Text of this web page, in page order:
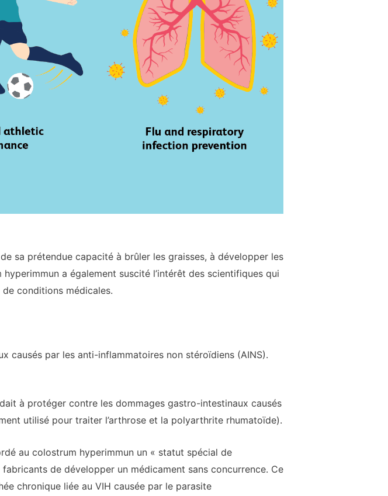
sa prétendue capacité à brûler les graisses, à développer les
a également suscité l’intérêt des scientifiques qui
conditions médicales.
causés par les anti-inflammatoires non stéroïdiens (AINS).
à protéger contre les dommages gastro-intestinaux causés
utilisé pour traiter l’arthrose et la polyarthrite rhumatoïde).
au colostrum hyperimmun un « statut spécial de
de développer un médicament sans concurrence. Ce
chronique liée au VIH causée par le parasite